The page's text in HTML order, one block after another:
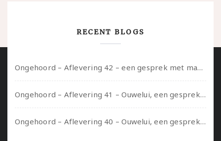
RECENT BLOGS
Ongehoord – Aflevering 42 – een gesprek met marijn over seksueel opbloeien, het ouderschap uitvinden en verschillende leeftijden in je mee dragen
Ongehoord – Aflevering 41 – Ouwelui, een gesprek met Marcelle over polyamorie op latere leeftijd, (mantel)zorg voor je partners en seksueel plezier.
Ongehoord – Aflevering 40 – Ouwelui, een gesprek met Sadie Lune over vormende relaties en de geschiedenis van de queer pornobeweging